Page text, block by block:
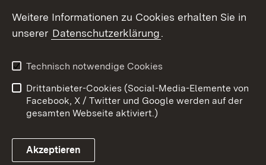
Link zum Landesportal
Kontakt
Datenschutz
Barrierefreiheit
Impressum Cookies
Weitere Informationen zu Cookies erhalten Sie in
unserer Datenschutzerklärung.
Technisch notwendige Cookies
Drittanbieter-Cookies (Social-Media-Elemente von
Facebook, X / Twitter und Google werden auf der
gesamten Webseite aktiviert.)
Akzeptieren